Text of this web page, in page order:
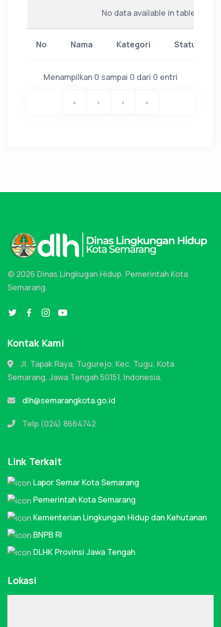
No data available in table
No Nama Kategori Status
Menampilkan 0 sampai 0 dari 0 entri
« ‹ › »
© 2026 Dinas Lingkugan Hidup. Pemerintah Kota
Semarang.
Kontak Kami
Jl. Tapak Raya, Tugurejo, Kec. Tugu, Kota
Semarang, Jawa Tengah 50151, Indonesia.
dlh@semarangkota.go.id
Telp.(024) 8664742
Link Terkait
Lapor Semar Kota Semarang
Pemerintah Kota Semarang
Kementerian Lingkungan Hidup dan Kehutanan
BNPB RI
DLHK Provinsi Jawa Tengah
Lokasi